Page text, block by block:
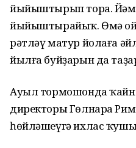
йыйыштырып тора.
йыйыштырайыҡ. Өмә
рәтләү ма­тур йолаға
йылға буйҙарын да
Ауыл тормошонда
директоры Гөлнара
һөйләшеүгә ихлас